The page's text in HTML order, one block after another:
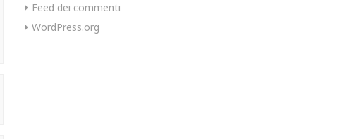
Feed dei commenti
WordPress.org